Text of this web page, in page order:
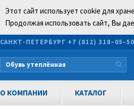
Этот сайт использует cookie для
Продолжая использовать сайт, Вы
САНКТ-ПЕТЕРБУРГ +7 (812) 318–05–50
О КОМПАНИИ КАТАЛОГ